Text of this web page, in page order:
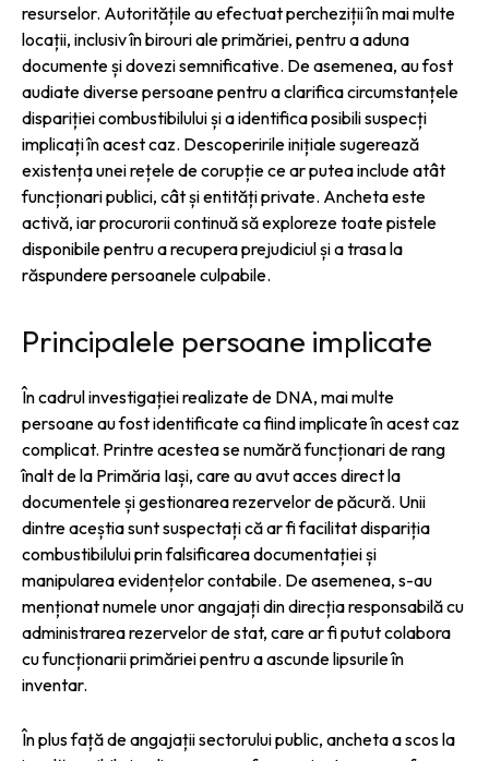
resurselor. Autoritățile au efectuat percheziții în mai multe
locații, inclusiv în birouri ale primăriei, pentru a aduna
documente și dovezi semnificative. De asemenea, au fost
audiate diverse persoane pentru a clarifica circumstanțele
dispariției combustibilului și a identifica posibili suspecți
implicați în acest caz. Descoperirile inițiale sugerează
existența unei rețele de corupție ce ar putea include atât
funcționari publici, cât și entități private. Ancheta este
activă, iar procurorii continuă să exploreze toate pistele
disponibile pentru a recupera prejudiciul și a trasa la
răspundere persoanele culpabile.
Principalele persoane implicate
În cadrul investigației realizate de DNA, mai multe
persoane au fost identificate ca fiind implicate în acest caz
complicat. Printre acestea se numără funcționari de rang
înalt de la Primăria Iași, care au avut acces direct la
documentele și gestionarea rezervelor de păcură. Unii
dintre aceștia sunt suspectați că ar fi facilitat dispariția
combustibilului prin falsificarea documentației și
manipularea evidențelor contabile. De asemenea, s-au
menționat numele unor angajați din direcția responsabilă cu
administrarea rezervelor de stat, care ar fi putut colabora
cu funcționarii primăriei pentru a ascunde lipsurile în
inventar.
În plus față de angajații sectorului public, ancheta a scos la